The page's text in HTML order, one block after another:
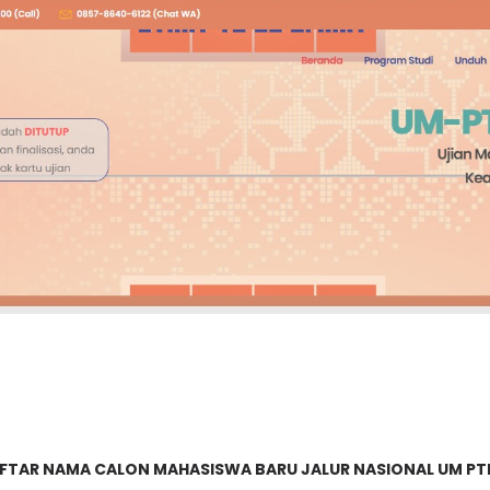
NAMA CALON MAHASISWA BARU JALUR NASIONAL UM